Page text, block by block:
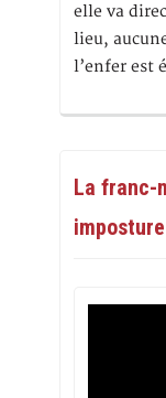
elle va
lieu,
l’enfer est
La franc-
imposture